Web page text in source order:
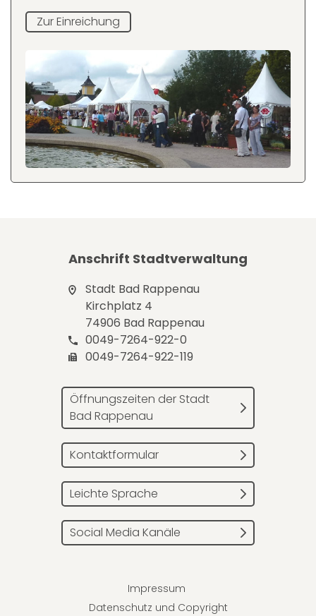
Zur Einreichung
Anschrift Stadtverwaltung
Stadt Bad Rappenau
Kirchplatz 4
74906 Bad Rappenau
0049-7264-922-0
0049-7264-922-119
Öffnungszeiten der Stadt
Bad Rappenau
Kontaktformular
Leichte Sprache
Social Media Kanäle
Impressum
Datenschutz und Copyright